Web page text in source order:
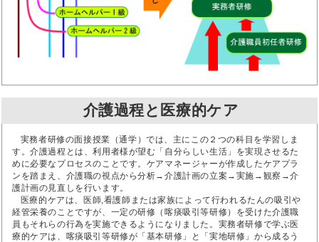
介護過程と医療的ケア
実務者研修の面接授業（通学）では、主にこの２つの科目を学習しま
す。介護過程とは、利用者様が望む「自分らしい生活」を実現させるた
めに必要なプロセスのことです。ケアマネージャーが作成したケアプラ
ンを踏まえ、介護職の視点から分析→介護計画の立案→実施→観察→介
護計画の見直しを行います。
医療的ケアは、医師,看護師または家族によって行われるたんの吸引や
経管栄養のことですが、一定の研修（喀痰吸引等研修）を受けた介護職
員もそれらの行為を実施できるようになりました。実務者研修で学ぶ医
療的ケアは、喀痰吸引等研修が「基本研修」と「実地研修」から成るう